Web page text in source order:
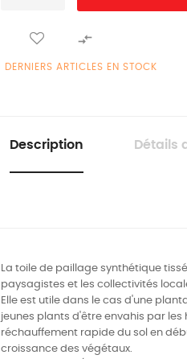

DERNIERS ARTICLES EN STOCK
Description Détails
La toile de paillage synthétique
paysagistes et les collectivités
Elle est utile dans le cas d'une
jeunes plants d'être envahis par les
réchauffement rapide du sol en
croissance des végétaux.